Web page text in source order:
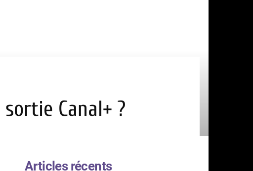
Canal+ ?
Articles récents